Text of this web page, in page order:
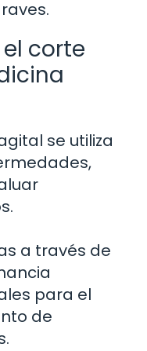
corte
se utiliza
a través de
para el
de